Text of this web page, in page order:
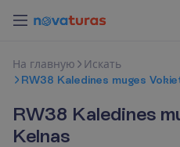
На главную Искать
RW38 Kaledines muges
RW38 Kaledines
Kelnas